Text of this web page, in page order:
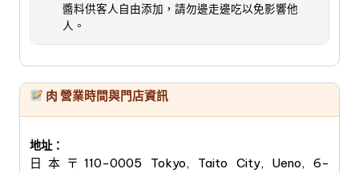
醬料供客人自由添加，請勿邊走邊吃以免影響他
人。
肉 營業時間與門店資訊
地址：
日本〒110-0005 Tokyo, Taito City, Ueno, 6-